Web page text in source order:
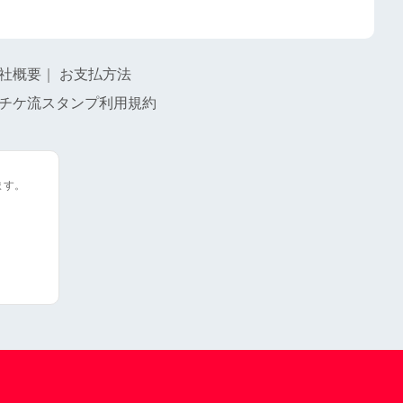
概要
お支払方法
ケ流スタンプ利用規約
。